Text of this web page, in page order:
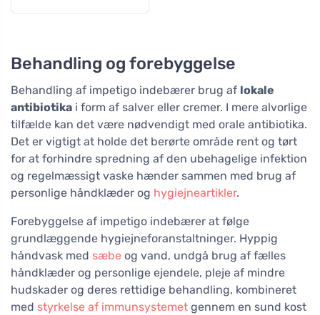
Behandling og forebyggelse
Behandling af impetigo indebærer brug af lokale
antibiotika i form af salver eller cremer. I mere alvorlige
tilfælde kan det være nødvendigt med orale antibiotika.
Det er vigtigt at holde det berørte område rent og tørt
for at forhindre spredning af den ubehagelige infektion
og regelmæssigt vaske hænder sammen med brug af
personlige håndklæder og hygiejneartikler.
Forebyggelse af impetigo indebærer at følge
grundlæggende hygiejneforanstaltninger. Hyppig
håndvask med sæbe og vand, undgå brug af fælles
håndklæder og personlige ejendele, pleje af mindre
hudskader og deres rettidige behandling, kombineret
med styrkelse af immunsystemet gennem en sund kost